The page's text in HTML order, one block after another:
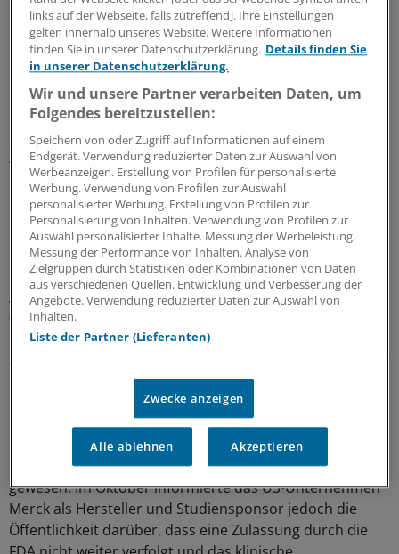
nicht mehr verfügbar.
Überraschung in der REVEAL-Studie
Große Hoffnungen wurden in Hemmer des
Cholesterinester-Transferproteins (CETP) gesetzt, die
anfänglich mit zum Teil dramatischen HDL-erhöhenden
Wirkungen beeindruckten. Aufgrund enttäuschender
Studiendaten kam nacheinander für drei CETP-Hemmer
das Ende ihrer klinischen Erforschung. Als Ausnahme
überraschte nur der CETP-Hemmer Anacetrapib. Denn
die Mitte 2017 vorgestellte REVEAL-Studie war zum
Erstaunen vieler Experten zu einem positiven Ergebnis
gekommen: Die Inzidenz von Koronarereignissen
(koronar verursachter Tod, Myokardinfarkt,
Revaskularisation) war durch Anacetrapib im Vergleich
zu Placebo signifikant reduziert worden – wenn auch nur
relativ um 9 Prozent.
Normalerweise wäre der nächste Schritt ein mit diesem
Studienergebnis begründeter Antrag auf
Marktzulassung bei den zuständigen Behörden
gewesen. Im Oktober informierte das US-Unternehmen
Merck als Hersteller und Studiensponsor jedoch die
Öffentlichkeit darüber, dass eine Zulassung durch die
links auf der Webseite, falls zutreffend]. Ihre Einstellungen
gelten innerhalb unseres Website. Weitere Informationen
finden Sie in unserer Datenschutzerklärung. Details finden Sie
in unserer Datenschutzerklärung.
Wir und unsere Partner verarbeiten Daten, um
Folgendes bereitzustellen:
Speichern von oder Zugriff auf Informationen auf einem
Endgerät. Verwendung reduzierter Daten zur Auswahl von
Werbeanzeigen. Erstellung von Profilen für personalisierte
Werbung. Verwendung von Profilen zur Auswahl
personalisierter Werbung. Erstellung von Profilen zur
Personalisierung von Inhalten. Verwendung von Profilen zur
Auswahl personalisierter Inhalte. Messung der Werbeleistung.
Messung der Performance von Inhalten. Analyse von
Zielgruppen durch Statistiken oder Kombinationen von Daten
aus verschiedenen Quellen. Entwicklung und Verbesserung der
Angebote. Verwendung reduzierter Daten zur Auswahl von
Inhalten.
Liste der Partner (Lieferanten)
Zwecke anzeigen
Alle ablehnen Akzeptieren